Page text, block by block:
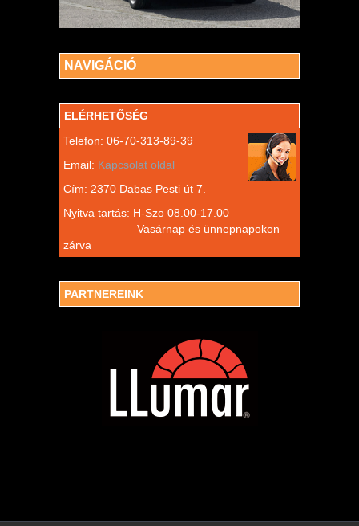
NAVIGÁCIÓ
ELÉRHETŐSÉG
Telefon: 06-70-313-89-39
Email: Kapcsolat oldal
Cím: 2370 Dabas Pesti út 7.
Nyitva tartás: H-Szo 08.00-17.00
Vasárnap és ünnepnapokon
zárva
PARTNEREINK